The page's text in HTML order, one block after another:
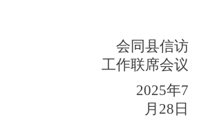
会同县信访
工作联席会议
2025年7
月28日